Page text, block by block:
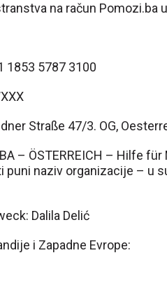
na račun Pomozi.ba
1853 5787 3100
Straße 47/3. OG,
– ÖSTERREICH – Hilfe
puni naziv organizacije – u
Dalila Delić
i Zapadne Evrope: